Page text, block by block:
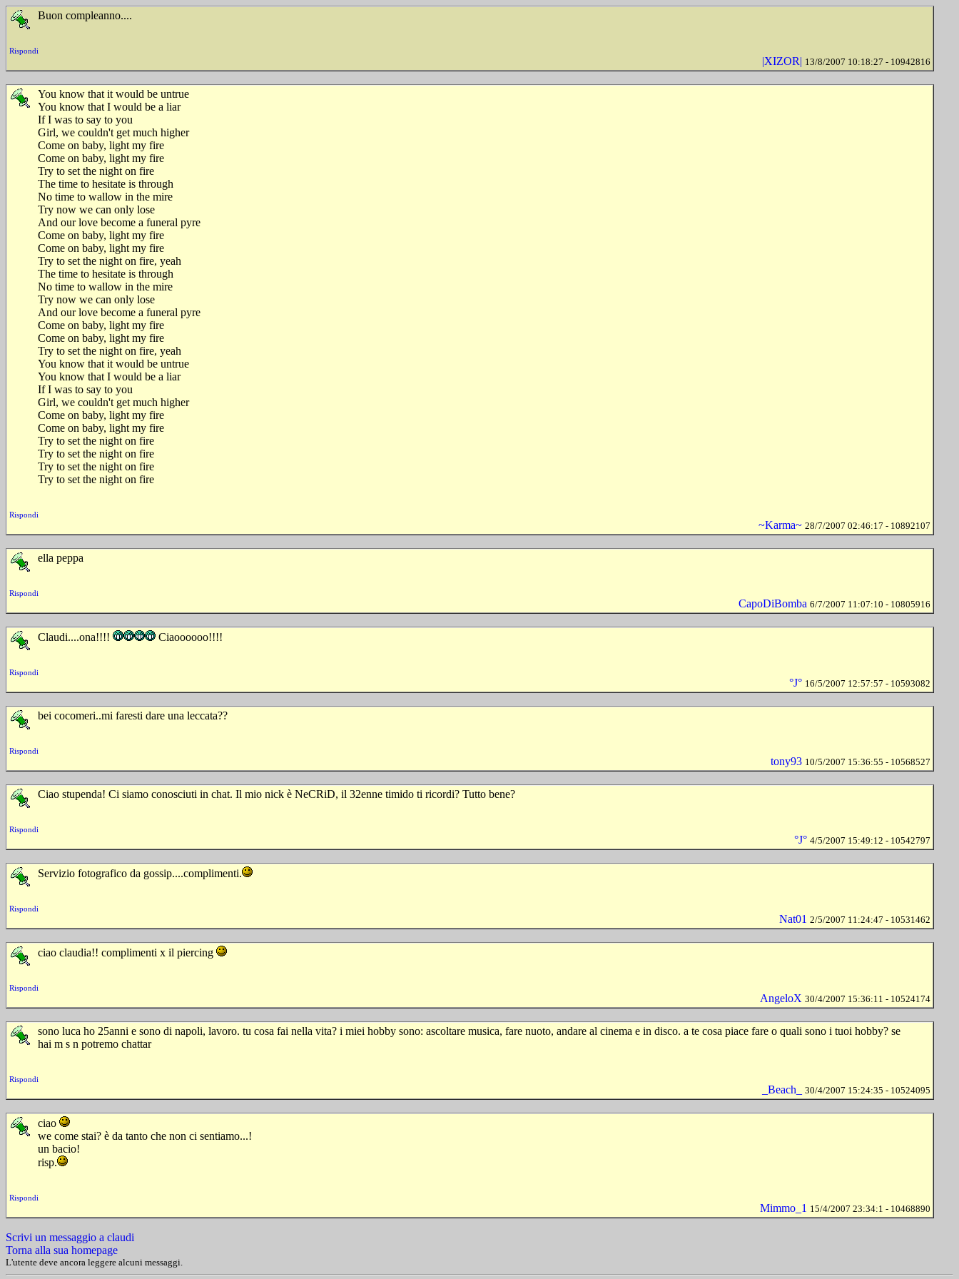
Buon compleanno....
Rispondi
|XIZOR| 13/8/2007 10:18:27 - 10942816
You know that it would be untrue
You know that I would be a liar
If I was to say to you
Girl, we couldn't get much higher
Come on baby, light my fire
Come on baby, light my fire
Try to set the night on fire
The time to hesitate is through
No time to wallow in the mire
Try now we can only lose
And our love become a funeral pyre
Come on baby, light my fire
Come on baby, light my fire
Try to set the night on fire, yeah
The time to hesitate is through
No time to wallow in the mire
Try now we can only lose
And our love become a funeral pyre
Come on baby, light my fire
Come on baby, light my fire
Try to set the night on fire, yeah
You know that it would be untrue
You know that I would be a liar
If I was to say to you
Girl, we couldn't get much higher
Come on baby, light my fire
Come on baby, light my fire
Try to set the night on fire
Try to set the night on fire
Try to set the night on fire
Try to set the night on fire
Rispondi
~Karma~ 28/7/2007 02:46:17 - 10892107
ella peppa
Rispondi
CapoDiBomba 6/7/2007 11:07:10 - 10805916
Claudi....ona!!!! Ciaoooooo!!!!
Rispondi
°J° 16/5/2007 12:57:57 - 10593082
bei cocomeri..mi faresti dare una leccata??
Rispondi
tony93 10/5/2007 15:36:55 - 10568527
Ciao stupenda! Ci siamo conosciuti in chat. Il mio nick è NeCRiD, il 32enne timido ti ricordi? Tutto bene?
Rispondi
°J° 4/5/2007 15:49:12 - 10542797
Servizio fotografico da gossip....complimenti.
Rispondi
Nat01 2/5/2007 11:24:47 - 10531462
ciao claudia!! complimenti x il piercing
Rispondi
AngeloX 30/4/2007 15:36:11 - 10524174
sono luca ho 25anni e sono di napoli, lavoro. tu cosa fai nella vita? i miei hobby sono: ascoltare musica, fare nuoto, andare al cinema e in disco. a te cosa piace fare o quali sono i tuoi hobby? se
hai m s n potremo chattar
Rispondi
_Beach_ 30/4/2007 15:24:35 - 10524095
ciao
we come stai? è da tanto che non ci sentiamo...!
un bacio!
risp.
Rispondi
Mimmo_1 15/4/2007 23:34:1 - 10468890
Scrivi un messaggio a claudi
Torna alla sua homepage
L'utente deve ancora leggere alcuni messaggi.